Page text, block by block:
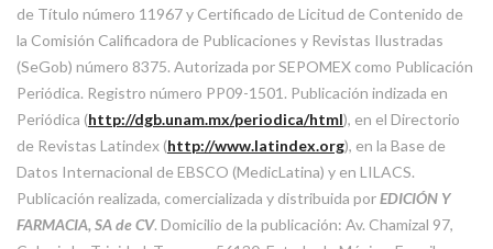
de Título número 11967 y Certificado de Licitud de Contenido de
la Comisión Calificadora de Publicaciones y Revistas Ilustradas
(SeGob) número 8375. Autorizada por SEPOMEX como Publicación
Periódica. Registro número PP09-1501. Publicación indizada en
Periódica (http://dgb.unam.mx/periodica/html), en el Directorio
de Revistas Latindex (http://www.latindex.org), en la Base de
Datos Internacional de EBSCO (MedicLatina) y en LILACS.
Publicación realizada, comercializada y distribuida porEDICIÓN Y
FARMACIA, SA de CV. Domicilio de la publicación: Av. Chamizal 97,